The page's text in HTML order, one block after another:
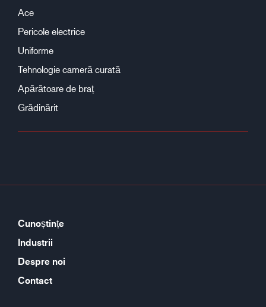
Ace
Pericole electrice
Uniforme
Tehnologie cameră curată
Apărătoare de braț
Grădinărit
Cunoștințe
Industrii
Despre noi
Contact